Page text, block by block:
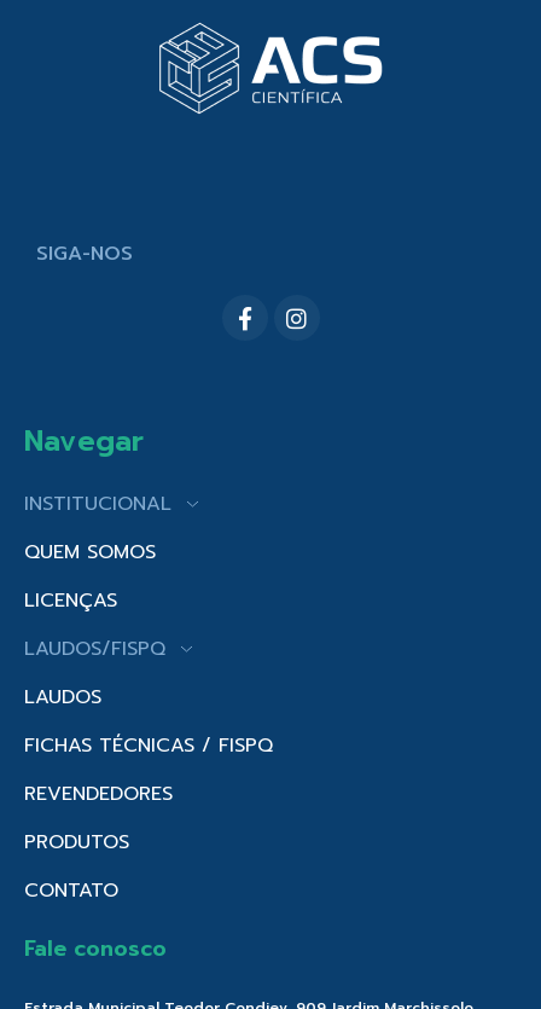
SIGA-NOS
Navegar
INSTITUCIONAL
QUEM SOMOS
LICENÇAS
LAUDOS/FISPQ
LAUDOS
FICHAS TÉCNICAS / FISPQ
REVENDEDORES
PRODUTOS
CONTATO
Fale conosco